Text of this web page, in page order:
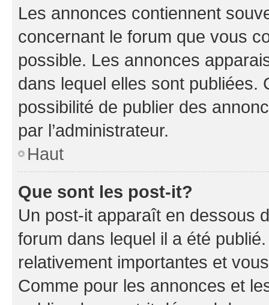
Les annonces contiennent
concernant le forum que vous
possible. Les annonces
dans lequel elles sont publiées.
possibilité de publier des
par l’administrateur.
Haut
Que sont les post-it?
Un post-it apparaît en dessous
forum dans lequel il a été
relativement importantes et
Comme pour les annonces et